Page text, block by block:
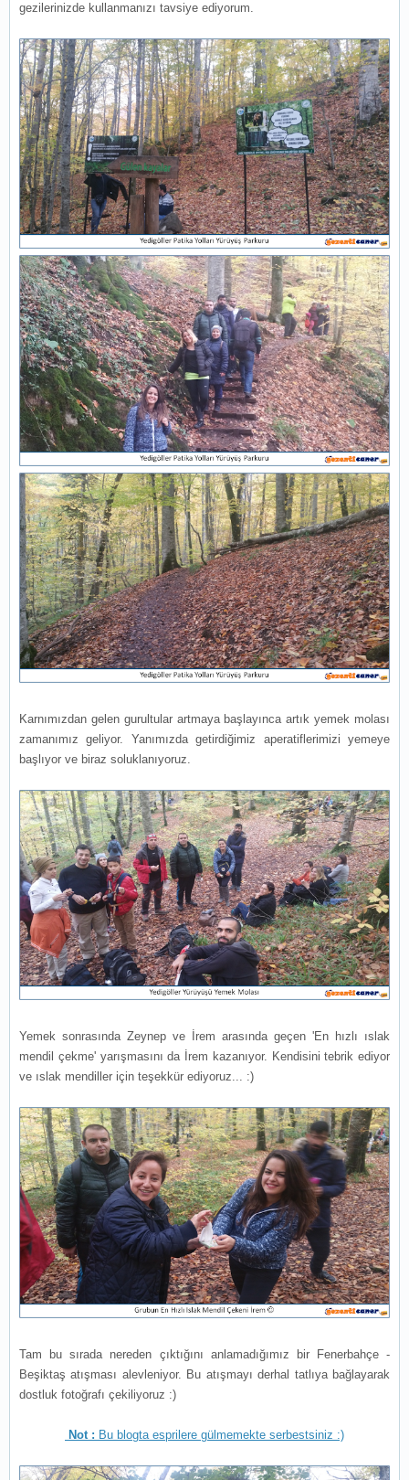
gezilerinizde kullanmanızı tavsiye ediyorum.
Karnımızdan gelen gurultular artmaya başlayınca artık yemek molası
zamanımız geliyor. Yanımızda getirdiğimiz aperatiflerimizi yemeye
başlıyor ve biraz soluklanıyoruz.
Yemek sonrasında Zeynep ve İrem arasında geçen 'En hızlı ıslak
mendil çekme' yarışmasını da İrem kazanıyor. Kendisini tebrik ediyor
ve ıslak mendiller için teşekkür ediyoruz... :)
Tam bu sırada nereden çıktığını anlamadığımız bir Fenerbahçe -
Beşiktaş atışması alevleniyor. Bu atışmayı derhal tatlıya bağlayarak
dostluk fotoğrafı çekiliyoruz :)
Not : Bu blogta esprilere gülmemekte serbestsiniz :)